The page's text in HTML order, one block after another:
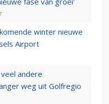
winter nieuwe
Airport
andere
weg uit Golfregio